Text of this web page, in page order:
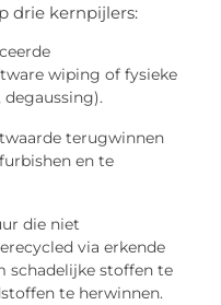
drie kernpijlers:
wiping of fysieke
terugwinnen
en te
die niet
via erkende
schadelijke stoffen te
te herwinnen.